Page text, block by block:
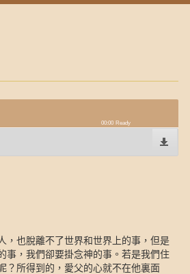
00:00 Ready
，也脫離不了世界和世界上的事，但是
事，我們卻要掛念神的事。若是我們住
？所得到的，愛父的心就不在他裏面